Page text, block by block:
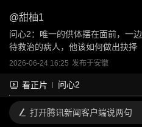
@甜柚1
问心2：唯一的供体摆在面前，一
待救治的病人，他该如何做出抉择
2026-06-24 16:25 发布于安徽
看正片 问心2
打开腾讯新闻客户端说两句